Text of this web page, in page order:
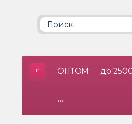
ОПТОМ до
•••